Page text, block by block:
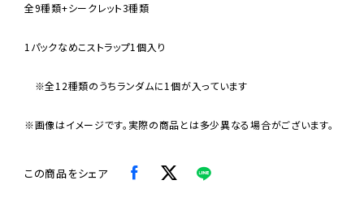
全9種類+シークレット3種類
1パックなめこストラップ1個入り
※全12種類のうちランダムに1個が入っています
※画像はイメージです。実際の商品とは多少異なる場合がございます。
この商品をシェア